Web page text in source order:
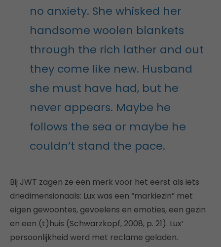
no anxiety. She whisked her
handsome woolen blankets
through the rich lather and out
they come like new. Husband
she must have had, but he
never appears. Maybe he
follows the sea or maybe he
couldn’t stand the pace.
Bij JWT zagen ze een merk voor het eerst als iets
driedimensionaals: Lux was een “markiezin” met
eigen gewoontes, gevoelens en emoties, een gezin
en een (t)huis (Schwarzkopf, 2008, p. 21). Lux’
persoonlijkheid werd met reclame geladen.